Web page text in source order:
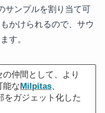
サンプルを割り当て可
かけられるので、サウ
す。
仲間として、より
能な Milpitas、
をガジェット化した